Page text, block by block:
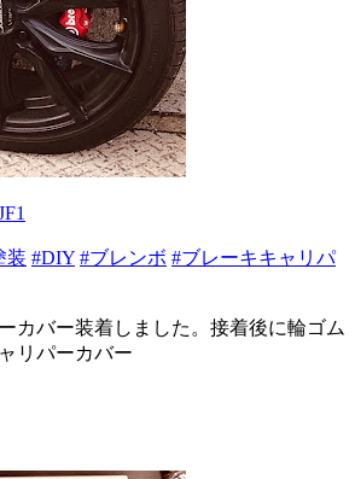
装 #DIY #ブレンボ #ブレーキキャリパ
カバー装着しました。接着後に輪ゴム
リパーカバー